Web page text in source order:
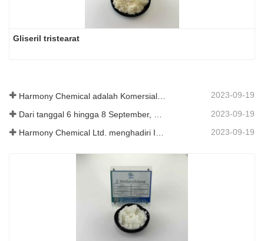
Gliseril tristearat
2023-09-19
2023-09-19
Harmony Chemical Ltd. menghadiri ICIF China 2019 yang diadakan pada tanggal 16 hingga 18 September 2019 di Shanghai, Tiongkok. 2023-09-19